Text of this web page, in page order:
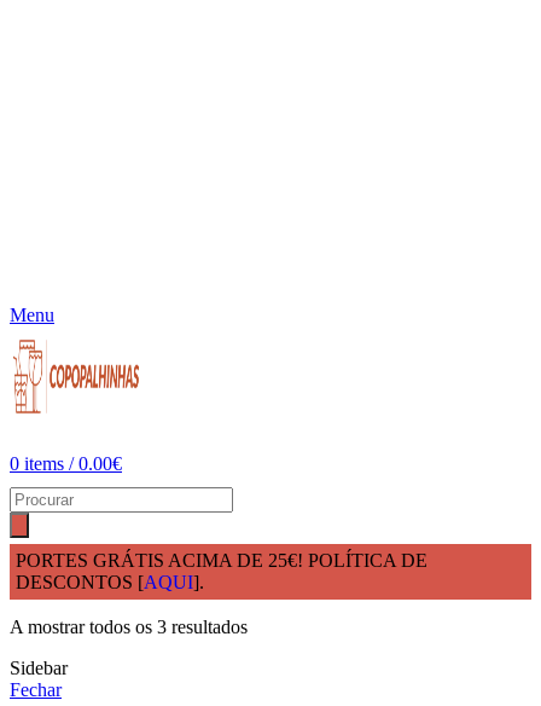
Menu
0 items / 0.00€
PORTES GRÁTIS ACIMA DE 25€! POLÍTICA DE
DESCONTOS [AQUI].
InícioCapacidade Total do produto
A mostrar todos os 3 resultados
Sidebar
Fechar